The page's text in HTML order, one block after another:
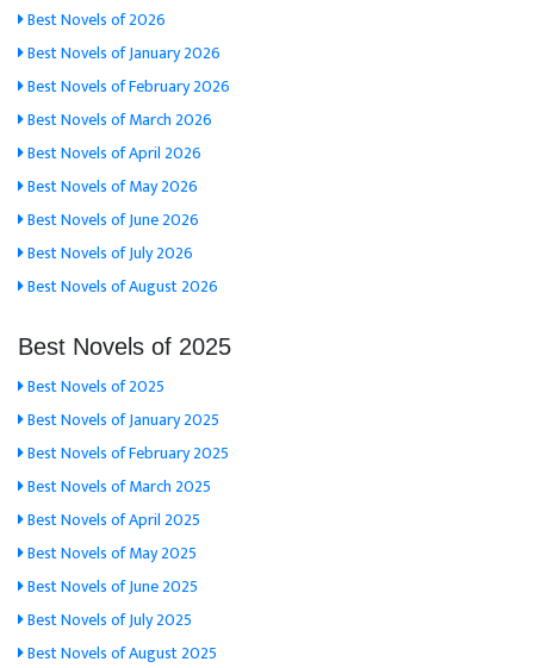
Best Novels of 2026
Best Novels of January 2026
Best Novels of February 2026
Best Novels of March 2026
Best Novels of April 2026
Best Novels of May 2026
Best Novels of June 2026
Best Novels of July 2026
Best Novels of August 2026
Best Novels of 2025
Best Novels of 2025
Best Novels of January 2025
Best Novels of February 2025
Best Novels of March 2025
Best Novels of April 2025
Best Novels of May 2025
Best Novels of June 2025
Best Novels of July 2025
Best Novels of August 2025